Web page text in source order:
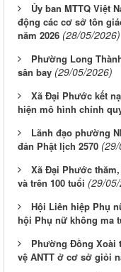
Ủy ban MTTQ Việt
động các cơ sở tôn
năm 2026 (28/05/2026)
Phường Long
sân bay (29/05/2026)
Xã Đại Phước kết
hiện mô hình chính
Lãnh đạo phường
đản Phật lịch 2570
Xã Đại Phước
và trên 100 tuổi (29/
Hội Liên hiệp Phụ
hội Phụ nữ không ma
Phường Đồng Xoài
vệ ANTT ở cơ sở giỏi